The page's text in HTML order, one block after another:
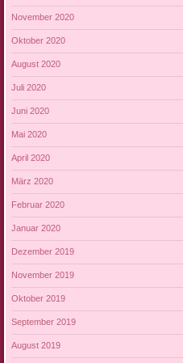
November 2020
Oktober 2020
August 2020
Juli 2020
Juni 2020
Mai 2020
April 2020
März 2020
Februar 2020
Januar 2020
Dezember 2019
November 2019
Oktober 2019
September 2019
August 2019